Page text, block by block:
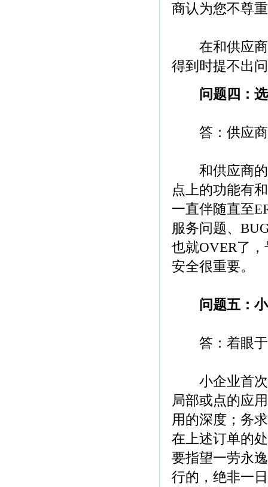
商认为您不尊
在和供应商
得到时提不出
问题四：
答：供应商
和供应商的
点上的功能有
一直伴随直至
服务问题、
也就OVER了
安全很重要。
问题五：
答：着眼于
小企业首次
局部或点的应
用的深度；务
在上述订单的
要指望一劳永
行的，绝非一